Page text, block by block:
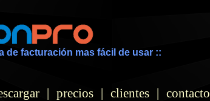
de facturación mas fácil de usar ::
| precios| clientes| contacto